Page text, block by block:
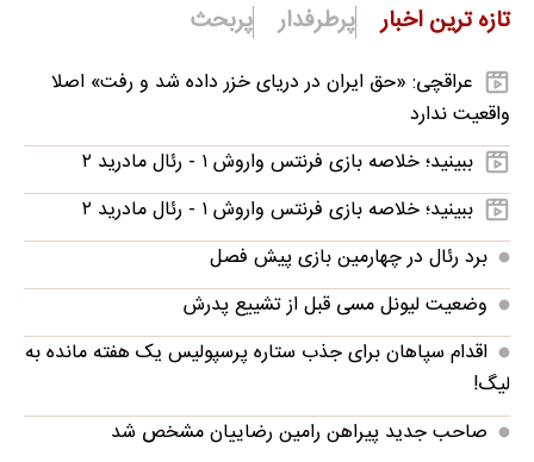
تازه ترین اخبار پرطرفدار پربحث
عراقچی: «حق ایران در دریای خزر داده شد و رفت» اصلا
واقعیت ندارد
ببینید؛ خلاصه بازی فرنتس واروش ۱ - رئال مادرید ۲
ببینید؛ خلاصه بازی فرنتس واروش ۱ - رئال مادرید ۲
برد رئال در چهارمین بازی پیش فصل
وضعیت لیونل مسی قبل از تشییع پدرش
اقدام سپاهان برای جذب ستاره پرسپولیس یک هفته مانده به
لیگ!
صاحب جدید پیراهن رامین رضاییان مشخص شد